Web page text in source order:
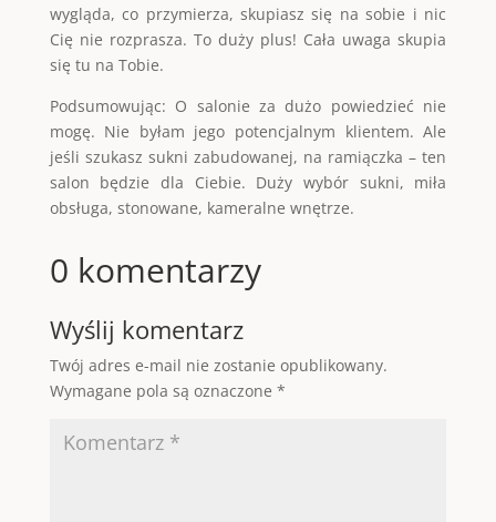
wygląda, co przymierza, skupiasz się na sobie i nic
Cię nie rozprasza. To duży plus! Cała uwaga skupia
się tu na Tobie.
Podsumowując: O salonie za dużo powiedzieć nie
mogę. Nie byłam jego potencjalnym klientem. Ale
jeśli szukasz sukni zabudowanej, na ramiączka – ten
salon będzie dla Ciebie. Duży wybór sukni, miła
obsługa, stonowane, kameralne wnętrze.
0 komentarzy
Wyślij komentarz
Twój adres e-mail nie zostanie opublikowany.
Wymagane pola są oznaczone *